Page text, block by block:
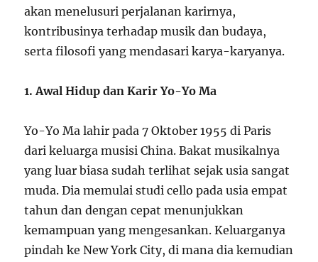
akan menelusuri perjalanan karirnya,
kontribusinya terhadap musik dan budaya,
serta filosofi yang mendasari karya-karyanya.
1. Awal Hidup dan Karir Yo-Yo Ma
Yo-Yo Ma lahir pada 7 Oktober 1955 di Paris
dari keluarga musisi China. Bakat musikalnya
yang luar biasa sudah terlihat sejak usia sangat
muda. Dia memulai studi cello pada usia empat
tahun dan dengan cepat menunjukkan
kemampuan yang mengesankan. Keluarganya
pindah ke New York City, di mana dia kemudian